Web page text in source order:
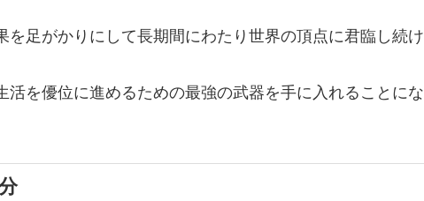
足がかりにして長期間にわたり世界の頂点に君臨し続け
活を優位に進めるための最強の武器を手に入れることにな